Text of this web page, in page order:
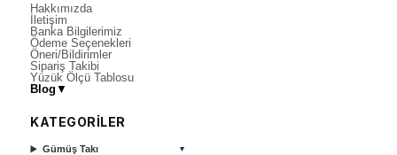
Hakkımızda
İletişim
Banka Bilgilerimiz
Ödeme Seçenekleri
Öneri/Bildirimler
Sipariş Takibi
Yüzük Ölçü Tablosu
Blog ▼
KATEGORİLER
Gümüş Takı ▼